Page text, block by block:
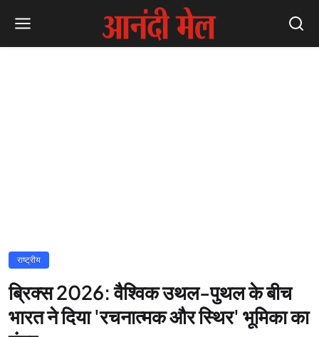
राष्ट्रीय
ब्रिक्स 2026: वैश्विक उथल-पुथल के बीच
भारत ने दिया 'रचनात्मक और स्थिर' भूमिका का